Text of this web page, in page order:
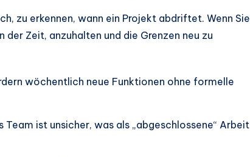
zu erkennen, wann ein Projekt abdriftet. Wenn Sie
Zeit, anzuhalten und die Grenzen neu zu
wöchentlich neue Funktionen ohne formelle
Team ist unsicher, was als „abgeschlossene“ Arbeit